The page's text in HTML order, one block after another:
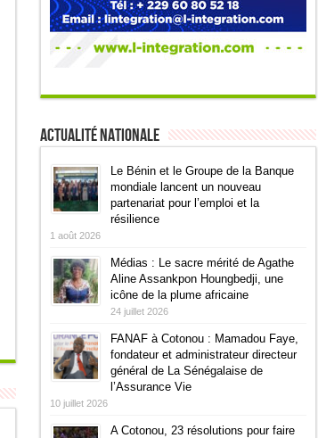
Actualité Nationale
Le Bénin et le Groupe de la Banque
mondiale lancent un nouveau
partenariat pour l’emploi et la
résilience
1 août 2026
Médias : Le sacre mérité de Agathe
Aline Assankpon Houngbedji, une
icône de la plume africaine
24 juillet 2026
FANAF à Cotonou : Mamadou Faye,
fondateur et administrateur directeur
général de La Sénégalaise de
l’Assurance Vie
10 juillet 2026
A Cotonou, 23 résolutions pour faire